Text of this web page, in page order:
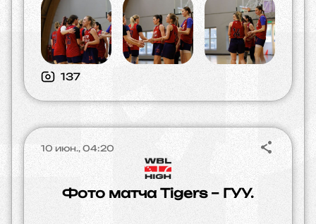
137
10 июн., 04:20
Фото матча Tigers – ГУУ.